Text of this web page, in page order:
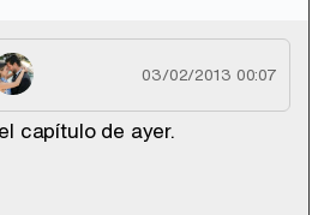
03/02/2013 00:07
capítulo de ayer.